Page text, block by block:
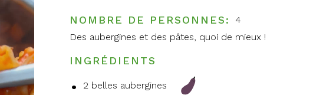
NOMBRE DE PERSONNES
4
Des aubergines et des pâtes, quoi de mieux !
INGRÉDIENTS
2 belles aubergines